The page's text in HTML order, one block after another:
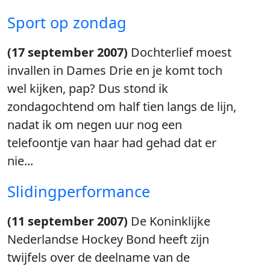
Sport op zondag
(17 september 2007) Dochterlief moest
invallen in Dames Drie en je komt toch
wel kijken, pap? Dus stond ik
zondagochtend om half tien langs de lijn,
nadat ik om negen uur nog een
telefoontje van haar had gehad dat er
nie...
Slidingperformance
(11 september 2007) De Koninklijke
Nederlandse Hockey Bond heeft zijn
twijfels over de deelname van de